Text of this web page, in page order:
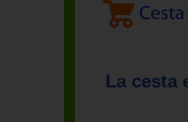
La cesta